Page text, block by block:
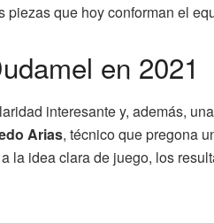
piezas que hoy conforman el
en 2021
interesante y, además,
Arias, técnico que pregona
la idea clara de juego, los